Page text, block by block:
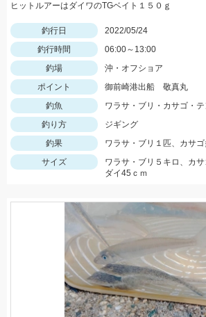
ヒットルアーはダイワのTGベイト１５０ｇ
釣行日
2022/05/24
釣行時間
06:00～13:00
釣場
沖・オフショア
ポイント
御前崎港出船 敬真丸
釣魚
ワラサ・ブリ・カサゴ・テ
釣り方
ジギング
釣果
ワラサ・ブリ１匹、カサ
サイズ
ワラサ・ブリ５キロ、カ
ダイ45ｃｍ